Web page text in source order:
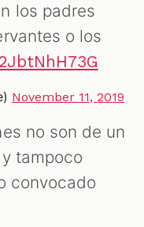
los padres
o los
November 11, 2019
no son de un
tampoco
convocado